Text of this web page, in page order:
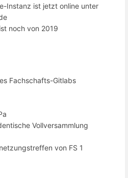
Instanz ist jetzt online unter
noch von 2019
Fachschafts-Gitlabs
Vollversammlung
von FS 1